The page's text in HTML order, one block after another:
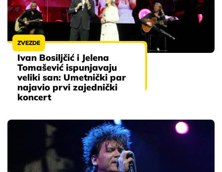
ZVEZDE
Ivan Bosiljčić i Jelena
Tomašević ispunjavaju
veliki san: Umetnički par
najavio prvi zajednički
koncert